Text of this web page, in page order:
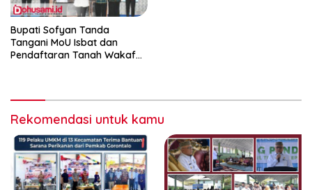
Bupati Sofyan Tanda
Tangani MoU Isbat dan
Pendaftaran Tanah Wakaf
Rekomendasi untuk kamu